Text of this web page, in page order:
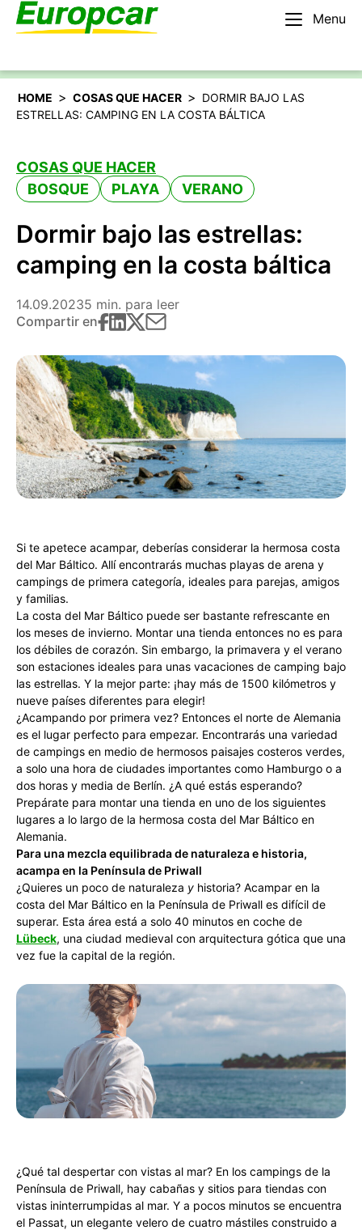
Menu
Español
HOME > COSAS QUE HACER > DORMIR BAJO LAS
ESTRELLAS: CAMPING EN LA COSTA BÁLTICA
COSAS QUE HACER
BOSQUE
PLAYA VERANO
Dormir bajo las estrellas:
camping en la costa báltica
14.09.20235 min. para leer
Compartir en
Si te apetece acampar, deberías considerar la hermosa costa
del Mar Báltico. Allí encontrarás muchas playas de arena y
campings de primera categoría, ideales para parejas, amigos
y familias.
La costa del Mar Báltico puede ser bastante refrescante en
los meses de invierno. Montar una tienda entonces no es para
los débiles de corazón. Sin embargo, la primavera y el verano
son estaciones ideales para unas vacaciones de camping bajo
las estrellas. Y la mejor parte: ¡hay más de 1500 kilómetros y
nueve países diferentes para elegir!
¿Acampando por primera vez? Entonces el norte de Alemania
es el lugar perfecto para empezar. Encontrarás una variedad
de campings en medio de hermosos paisajes costeros verdes,
a solo una hora de ciudades importantes como Hamburgo o a
dos horas y media de Berlín. ¿A qué estás esperando?
Prepárate para montar una tienda en uno de los siguientes
lugares a lo largo de la hermosa costa del Mar Báltico en
Alemania.
Para una mezcla equilibrada de naturaleza e historia,
acampa en la Península de Priwall
¿Quieres un poco de naturaleza y historia? Acampar en la
costa del Mar Báltico en la Península de Priwall es difícil de
superar. Esta área está a solo 40 minutos en coche de
Lübeck, una ciudad medieval con arquitectura gótica que una
vez fue la capital de la región.
¿Qué tal despertar con vistas al mar? En los campings de la
Península de Priwall, hay cabañas y sitios para tiendas con
vistas ininterrumpidas al mar. Y a pocos minutos se encuentra
el Passat, un elegante velero de cuatro mástiles construido a